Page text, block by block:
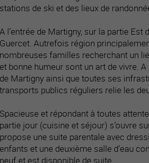
stations de ski et des lieux de
A l’entrée de Martigny, sur la partie
Guercet. Autrefois région
nombreuses familles recherchant un
et bonne humeur sont un art de vivre.
de Martigny ainsi que toutes ses
transports publics réguliers relie les
Spacieuse et répondant à toutes
partie jour (cuisine et séjour) s’ouvre
propose une suite parentale avec
enfants et une deuxième salle d’eau
neuf et est disponible de suite.